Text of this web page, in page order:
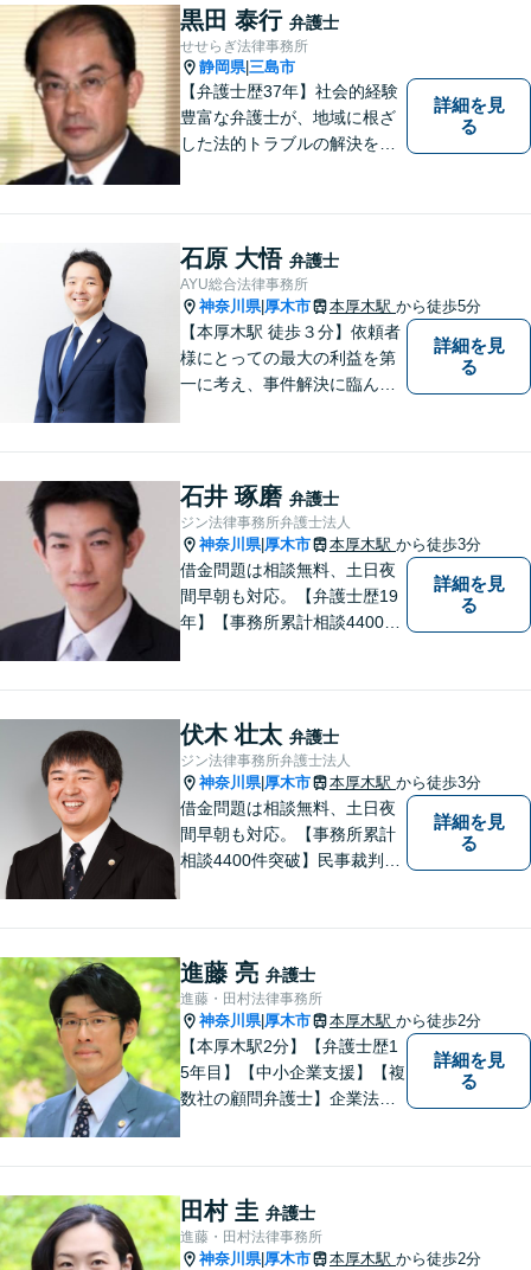
黒田 泰行 弁護士
せせらぎ法律事務所
静岡県| 三島市
【弁護士歴37年】社会的経験
豊富な弁護士が、地域に根ざ
した法的トラブルの解決を目
人・法人問わず誠実に対応い
たします。
詳細を見
る
石原 大悟 弁護士
AYU総合法律事務所
神奈川県| 厚木市 本厚木駅 から徒歩5分
【本厚木駅 徒歩３分】依頼者
様にとっての最大の利益を第
一に考え、事件解決に臨んで
所を目指しております。
詳細を見
る
石井 琢磨 弁護士
ジン法律事務所弁護士法人
神奈川県| 厚木市 本厚木駅 から徒歩3分
借金問題は相談無料、土日夜
間早朝も対応。【弁護士歴19
年】【事務所累計相談4400件
男女問題
詳細を見
る
伏木 壮太 弁護士
ジン法律事務所弁護士法人
神奈川県| 厚木市 本厚木駅 から徒歩3分
借金問題は相談無料、土日夜
間早朝も対応。【事務所累計
相談4400件突破】民事裁判／
詳細を見
る
進藤 亮 弁護士
進藤・田村法律事務所
神奈川県| 厚木市 本厚木駅 から徒歩2分
【本厚木駅2分】【弁護士歴1
5年目】【中小企業支援】【複
数社の顧問弁護士】企業法
般民事…交通事故｜労働｜不
動産｜相続｜借金問題
詳細を見
る
田村 圭 弁護士
進藤・田村法律事務所
神奈川県| 厚木市 本厚木駅 から徒歩2分